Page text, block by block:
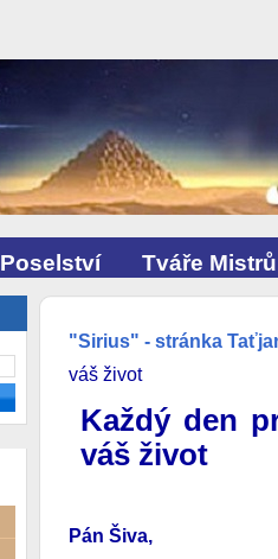
Poselství Tváře Mistrů
"Sirius" - stránka
váš život
Každý den
váš život
Pán Šiva,